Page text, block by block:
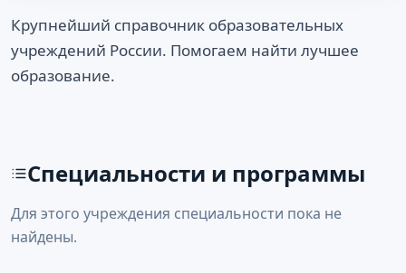
Крупнейший справочник образовательных
учреждений России. Помогаем найти лучшее
образование.
Специальности и программы
Для этого учреждения специальности пока не
найдены.